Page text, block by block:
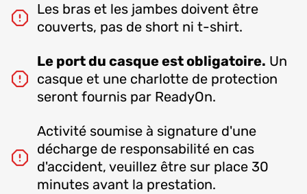
Les bras et les jambes doivent être
couverts, pas de short ni t-shirt.
Le port du casque est obligatoire. Un
casque et une charlotte de protection
seront fournis par ReadyOn.
Activité soumise à signature d'une
décharge de responsabilité en cas
d'accident, veuillez être sur place 30
minutes avant la prestation.